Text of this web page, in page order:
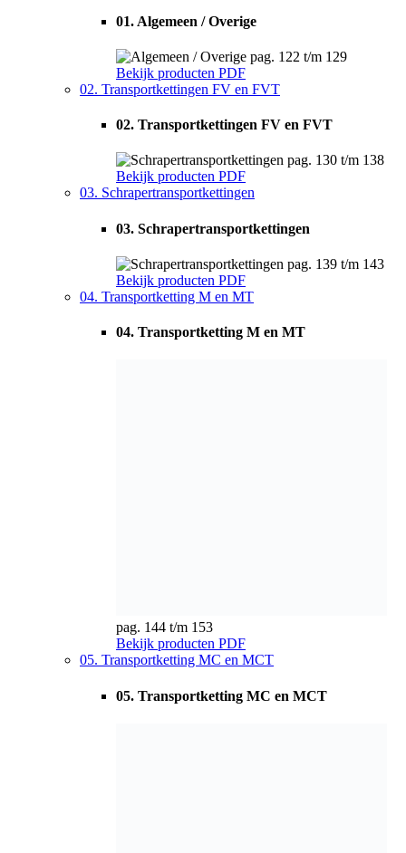
01. Algemeen / Overige
pag. 122 t/m 129
Bekijk producten PDF
02. Transportkettingen FV en FVT
02. Transportkettingen FV en FVT
pag. 130 t/m 138
Bekijk producten PDF
03. Schrapertransportkettingen
03. Schrapertransportkettingen
pag. 139 t/m 143
Bekijk producten PDF
04. Transportketting M en MT
04. Transportketting M en MT